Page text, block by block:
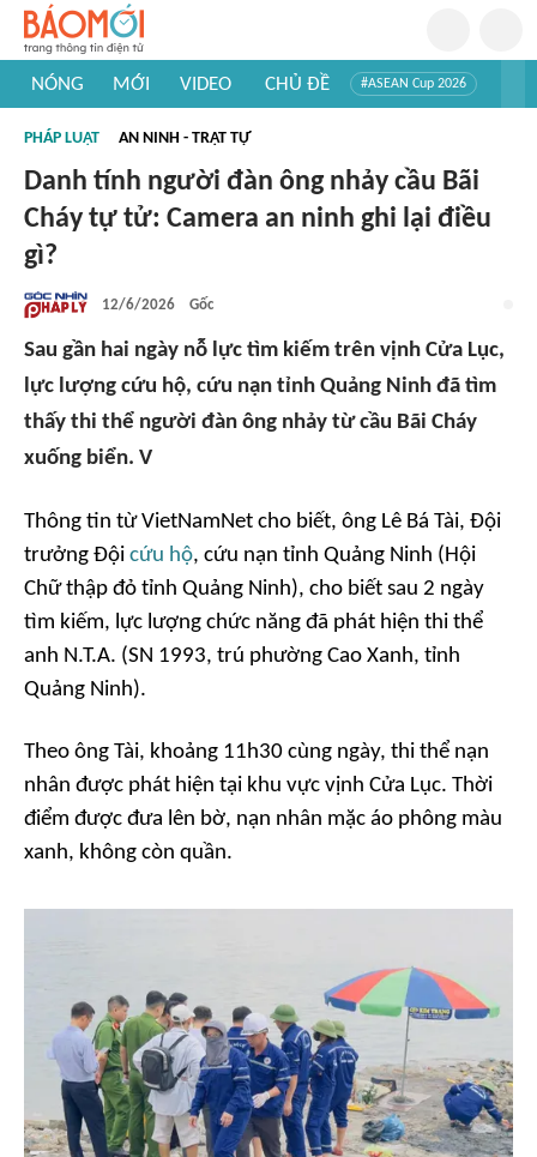
NÓNG MỚI VIDEO CHỦ ĐỀ #ASEAN Cup 2026
#Khám phá thế giới
PHÁP LUẬT AN NINH - TRẬT TỰ
Danh tính người đàn ông nhảy cầu Bãi
Cháy tự tử: Camera an ninh ghi lại điều
gì?
12/6/2026 Gốc
Sau gần hai ngày nỗ lực tìm kiếm trên vịnh Cửa Lục,
lực lượng cứu hộ, cứu nạn tỉnh Quảng Ninh đã tìm
thấy thi thể người đàn ông nhảy từ cầu Bãi Cháy
xuống biển. V
Thông tin từ VietNamNet cho biết, ông Lê Bá Tài, Đội
trưởng Đội cứu hộ, cứu nạn tỉnh Quảng Ninh (Hội
Chữ thập đỏ tỉnh Quảng Ninh), cho biết sau 2 ngày
tìm kiếm, lực lượng chức năng đã phát hiện thi thể
anh N.T.A. (SN 1993, trú phường Cao Xanh, tỉnh
Quảng Ninh).
Theo ông Tài, khoảng 11h30 cùng ngày, thi thể nạn
nhân được phát hiện tại khu vực vịnh Cửa Lục. Thời
điểm được đưa lên bờ, nạn nhân mặc áo phông màu
xanh, không còn quần.